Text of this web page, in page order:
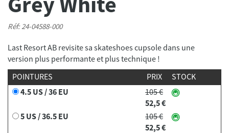
Réf: 24-04588-000
Last Resort AB revisite sa skateshoes cupsole dans une
version plus performante et plus technique !
POINTURES
PRIX
STOCK
4.5 US / 36 EU
105 €
52,5 €
5 US / 36.5 EU
105 €
52,5 €